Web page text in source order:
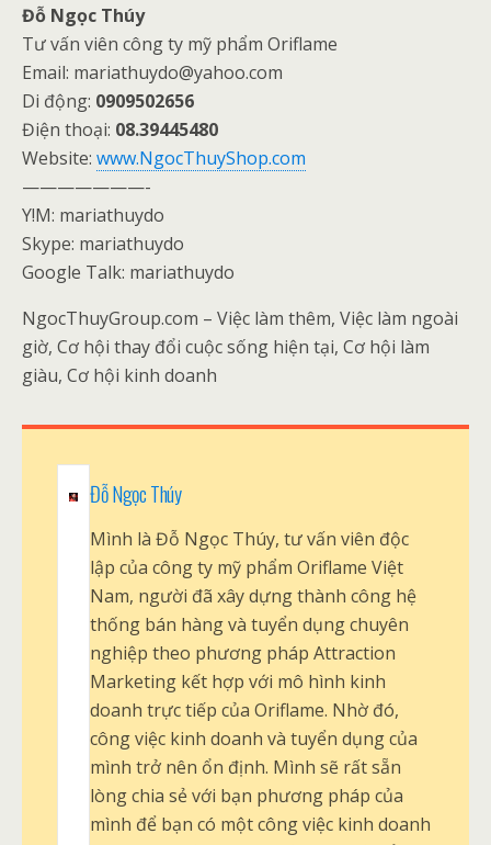
Đỗ Ngọc Thúy
Tư vấn viên công ty mỹ phẩm Oriflame
Email: mariathuydo@yahoo.com
Di động: 0909502656
Điện thoại: 08.39445480
Website: www.NgocThuyShop.com
———————-
Y!M: mariathuydo
Skype: mariathuydo
Google Talk: mariathuydo
NgocThuyGroup.com – Việc làm thêm, Việc làm ngoài
giờ, Cơ hội thay đổi cuộc sống hiện tại, Cơ hội làm
giàu, Cơ hội kinh doanh
Đỗ Ngọc Thúy
Mình là Đỗ Ngọc Thúy, tư vấn viên độc
lập của công ty mỹ phẩm Oriflame Việt
Nam, người đã xây dựng thành công hệ
thống bán hàng và tuyển dụng chuyên
nghiệp theo phương pháp Attraction
Marketing kết hợp với mô hình kinh
doanh trực tiếp của Oriflame. Nhờ đó,
công việc kinh doanh và tuyển dụng của
mình trở nên ổn định. Mình sẽ rất sẵn
lòng chia sẻ với bạn phương pháp của
mình để bạn có một công việc kinh doanh